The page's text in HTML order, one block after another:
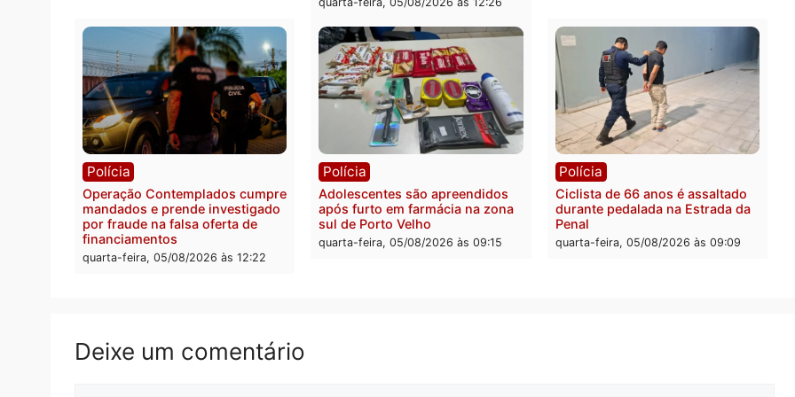
do PL
quarta-feira, 05/08/2026 às 12:33
80 para a prisão em 2026
quarta-feira, 05/08/2026 às 12:31
convenção
quarta-feira, 05/08/2026 às
Polícia
Com apenas 28% do efetivo,
Polícia Civil de Rondônia tem
maior déficit do país, aponta
estudo
quarta-feira, 05/08/2026 às 12:29
Política
Rondônia
Médicos são investigados
suspeita de receber
quarta-feira, 05/08/2026 às